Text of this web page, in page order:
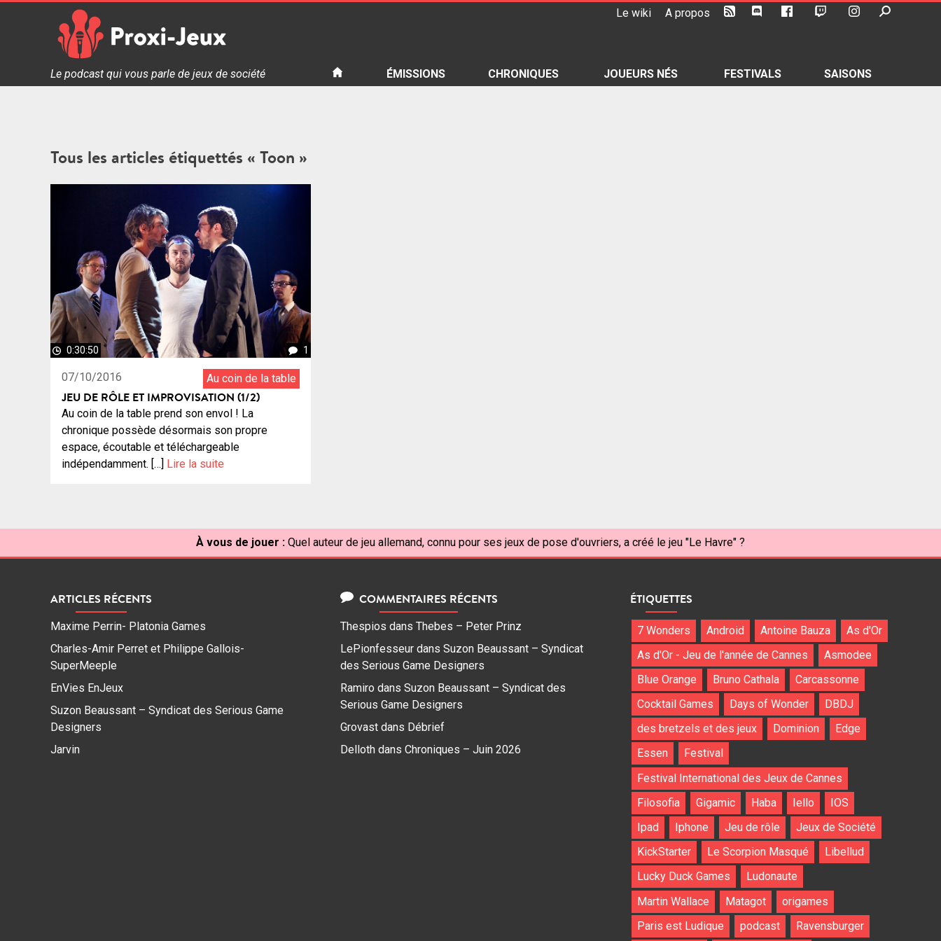
Le wiki A propos
Proxi Jeux - Le podcast qui vous parle de jeux de société
Le podcast qui vous parle de jeux de société ÉMISSIONS CHRONIQUES JOUEURS NÉS FESTIVALS SAISONS
Tous les articles étiquettés « Toon »
0:30:50 1
07/10/2016 Au coin de la table
JEU DE RÔLE ET IMPROVISATION (1/2)
Au coin de la table prend son envol ! La
chronique possède désormais son propre
espace, écoutable et téléchargeable
indépendamment. […] Lire la suite
À vous de jouer : Quel auteur de jeu allemand, connu pour ses jeux de pose d'ouvriers, a créé le jeu "Le Havre" ?
ARTICLES RÉCENTS
Maxime Perrin- Platonia Games
Charles-Amir Perret et Philippe Gallois-
SuperMeeple
EnVies EnJeux
Suzon Beaussant – Syndicat des Serious Game
Designers
Jarvin
COMMENTAIRES RÉCENTS
Thespios dans Thebes – Peter Prinz
LePionfesseur dans Suzon Beaussant – Syndicat
des Serious Game Designers
Ramiro dans Suzon Beaussant – Syndicat des
Serious Game Designers
Grovast dans Débrief
Delloth dans Chroniques – Juin 2026
ÉTIQUETTES
7 Wonders Android Antoine Bauza
As d'Or
As d'Or - Jeu de l'année de Cannes
Asmodee
Blue Orange
Bruno Cathala
Carcassonne
Cocktail Games
Days of Wonder
DBDJ
des bretzels et des jeux
Dominion
Edge
Essen
Festival
Festival International des Jeux de Cannes
Filosofia
Gigamic Haba Iello
IOS
Ipad
Iphone Jeu de rôle
Jeux de Société
KickStarter
Le Scorpion Masqué
Libellud
Lucky Duck Games
Ludonaute
Martin Wallace
Matagot
origames
Paris est Ludique
podcast Ravensburger